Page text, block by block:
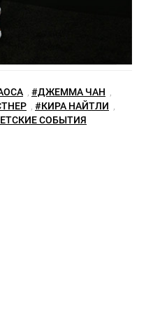
#ДЖЕММА ЧАН
#КИРА НАЙТЛИ
СОБЫТИЯ